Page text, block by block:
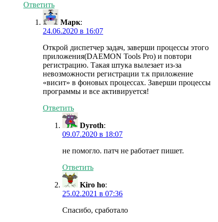
Ответить
Марк:
24.06.2020 в 16:07
Открой диспетчер задач, заверши процессы этого
приложения(DAEMON Tools Pro) и повтори
регистрацию. Такая штука вылезает из-за
невозможности регистрации т.к приложение
«висит» в фоновых процессах. Заверши процессы
программы и все активируется!
Ответить
Dyroth:
09.07.2020 в 18:07
не помогло. патч не работает пишет.
Ответить
Kiro ho:
25.02.2021 в 07:36
Спасибо, сработало